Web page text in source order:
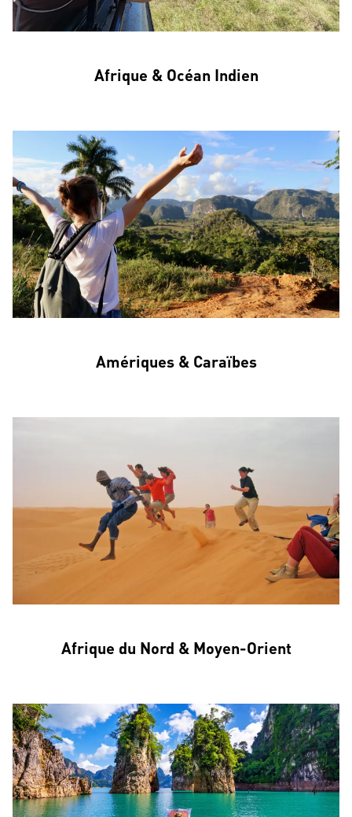
Afrique & Océan Indien
Amériques & Caraïbes
Afrique du Nord & Moyen-Orient